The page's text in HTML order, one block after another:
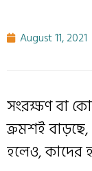
August 11, 2021
সংরক্ষণ বা
ক্রমশই
হলেও, কাদের